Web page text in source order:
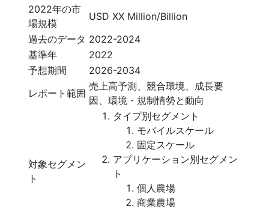
2022年の市
場規模
USD XX Million/Billion
過去のデータ 2022-2024
基準年
2022
予想期間
2026-2034
レポート範囲
売上高予測、競合環境、成長要
因、環境・規制情勢と動向
対象セグメン
ト
タイプ別セグメント
モバイルスケール
固定スケール
アプリケーション別セグメン
ト
個人農場
商業農場